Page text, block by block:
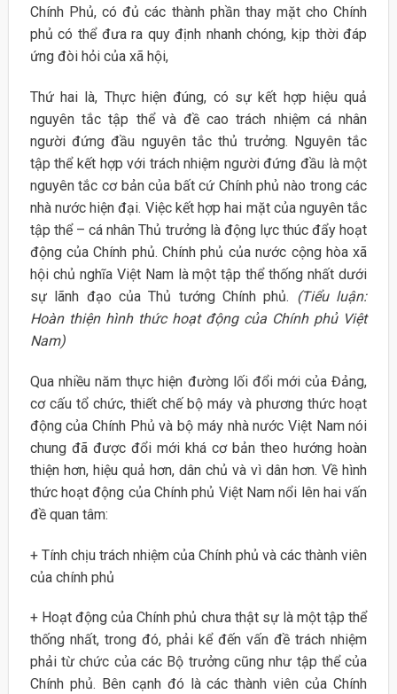
Chính Phủ, có đủ các thành phần thay mặt cho Chính
phủ có thể đưa ra quy định nhanh chóng, kịp thời đáp
ứng đòi hỏi của xã hội,
Thứ hai là, Thực hiện đúng, có sự kết hợp hiệu quả
nguyên tắc tập thể và đề cao trách nhiệm cá nhân
người đứng đầu nguyên tắc thủ trưởng. Nguyên tắc
tập thể kết hợp với trách nhiệm người đứng đầu là một
nguyên tắc cơ bản của bất cứ Chính phủ nào trong các
nhà nước hiện đại. Việc kết hợp hai mặt của nguyên tắc
tập thể – cá nhân Thủ trưởng là động lực thúc đẩy hoạt
động của Chính phủ. Chính phủ của nước cộng hòa xã
hội chủ nghĩa Việt Nam là một tập thể thống nhất dưới
sự lãnh đạo của Thủ tướng Chính phủ. (Tiểu luận:
Hoàn thiện hình thức hoạt động của Chính phủ Việt
Nam)
Qua nhiều năm thực hiện đường lối đổi mới của Đảng,
cơ cấu tổ chức, thiết chế bộ máy và phương thức hoạt
động của Chính Phủ và bộ máy nhà nước Việt Nam nói
chung đã được đổi mới khá cơ bản theo hướng hoàn
thiện hơn, hiệu quả hơn, dân chủ và vì dân hơn. Về hình
thức hoạt động của Chính phủ Việt Nam nổi lên hai vấn
đề quan tâm:
+ Tính chịu trách nhiệm của Chính phủ và các thành viên
của chính phủ
+ Hoạt động của Chính phủ chưa thật sự là một tập thể
thống nhất, trong đó, phải kể đến vấn đề trách nhiệm
phải từ chức của các Bộ trưởng cũng như tập thể của
Chính phủ. Bên cạnh đó là các thành viên của Chính